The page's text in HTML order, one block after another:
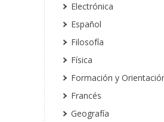
Electrónica
Español
Filosofía
Física
Formación y
Francés
Geografía